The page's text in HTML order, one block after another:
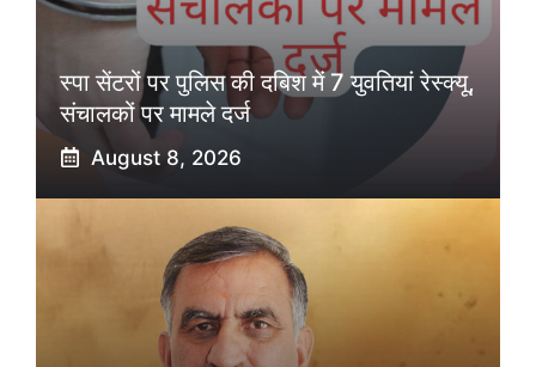
स्पा सेंटरों पर पुलिस की दबिश में 7 युवतियां रेस्क्यू,
संचालकों पर मामले दर्ज
August 8, 2026